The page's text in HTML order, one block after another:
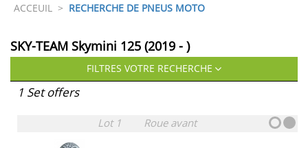
ACCEUIL > RECHERCHE DE PNEUS MOTO
SKY-TEAM Skymini 125 (2019 - )
FILTRES VOTRE RECHERCHE
1 Set offers
Lot 1 Roue avant